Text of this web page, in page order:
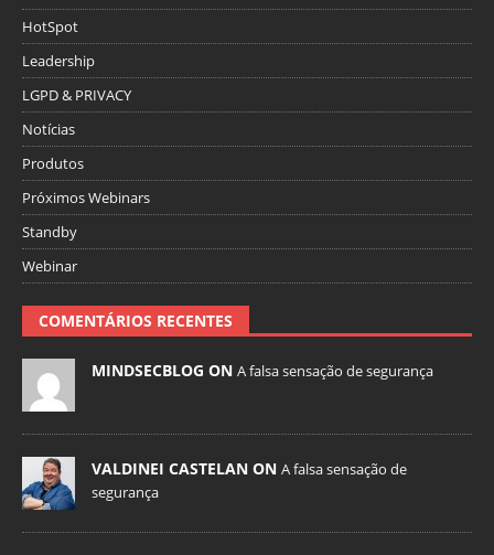
HotSpot
Leadership
LGPD & PRIVACY
Notícias
Produtos
Próximos Webinars
Standby
Webinar
COMENTÁRIOS RECENTES
MINDSECBLOG ON A falsa sensação de segurança
VALDINEI CASTELAN ON A falsa sensação de
segurança